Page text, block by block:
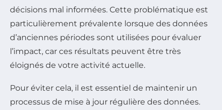
décisions mal informées. Cette problématique est
particulièrement prévalente lorsque des données
d’anciennes périodes sont utilisées pour évaluer
l’impact, car ces résultats peuvent être très
éloignés de votre activité actuelle.
Pour éviter cela, il est essentiel de maintenir un
processus de mise à jour régulière des données.